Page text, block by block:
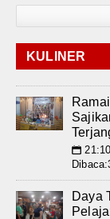
KULINER
📅
Daya